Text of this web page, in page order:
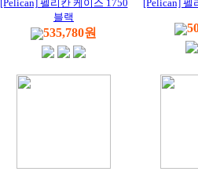
[Pelican] 펠리칸 케이스 1750
블랙
535,780원
[Pelican] 펠